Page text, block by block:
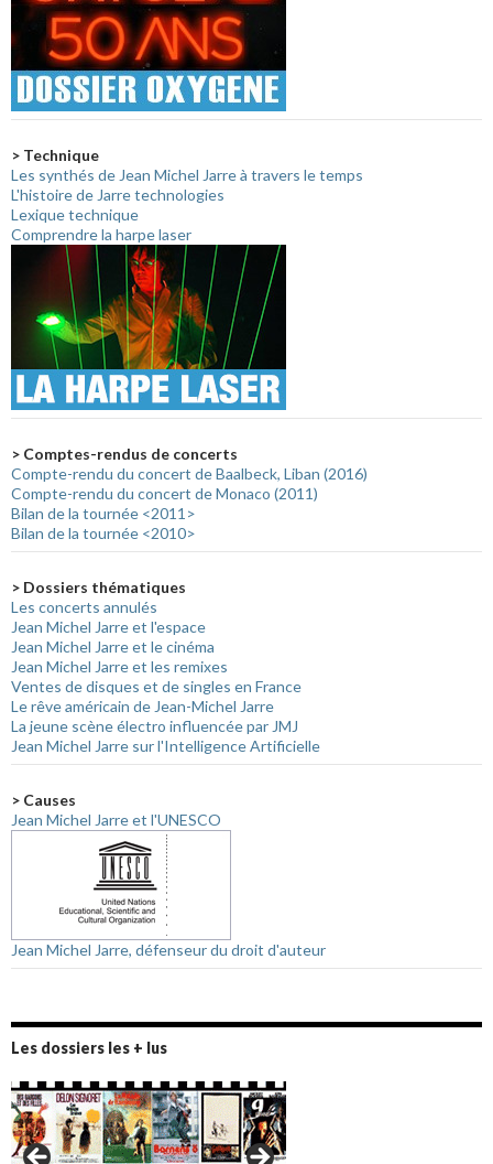
> Technique
Les synthés de Jean Michel Jarre à travers le temps
L'histoire de Jarre technologies
Lexique technique
Comprendre la harpe laser
> Comptes-rendus de concerts
Compte-rendu du concert de Baalbeck, Liban (2016)
Compte-rendu du concert de Monaco (2011)
Bilan de la tournée <2011>
Bilan de la tournée <2010>
> Dossiers thématiques
Les concerts annulés
Jean Michel Jarre et l'espace
Jean Michel Jarre et le cinéma
Jean Michel Jarre et les remixes
Ventes de disques et de singles en France
Le rêve américain de Jean-Michel Jarre
La jeune scène électro influencée par JMJ
Jean Michel Jarre sur l'Intelligence Artificielle
> Causes
Jean Michel Jarre et l'UNESCO
Jean Michel Jarre, défenseur du droit d'auteur
Les dossiers les + lus